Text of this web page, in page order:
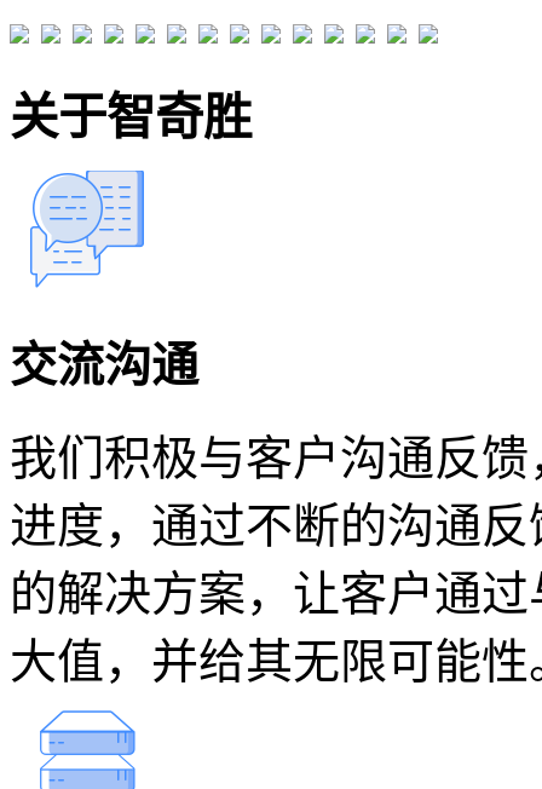
关于智奇胜
交流沟通
我们积极与客户沟通反
进度，通过不断的沟通
的解决方案，让客户通
大值，并给其无限可能性